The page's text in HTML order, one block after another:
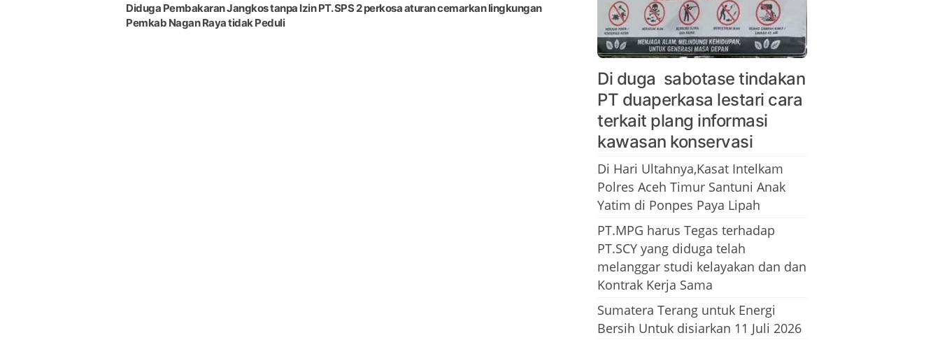
Diduga Pembakaran Jangkos tanpa Izin PT. SPS 2 perkosa aturan cemarkan lingkungan
Pemkab Nagan Raya tidak Peduli
Di duga sabotase tindakan
PT duaperkasa lestari cara
terkait plang informasi
kawasan konservasi
Di Hari Ultahnya,Kasat Intelkam
Polres Aceh Timur Santuni Anak
Yatim di Ponpes Paya Lipah
PT.MPG harus Tegas terhadap
PT.SCY yang diduga telah
melanggar studi kelayakan dan dan
Kontrak Kerja Sama
Sumatera Terang untuk Energi
Bersih Untuk disiarkan 11 Juli 2026